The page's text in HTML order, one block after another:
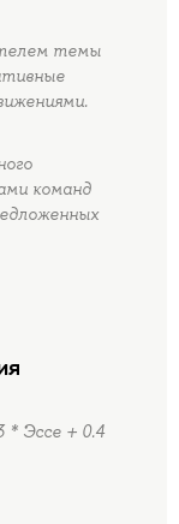
темы
команд
* Эссе + 0.4